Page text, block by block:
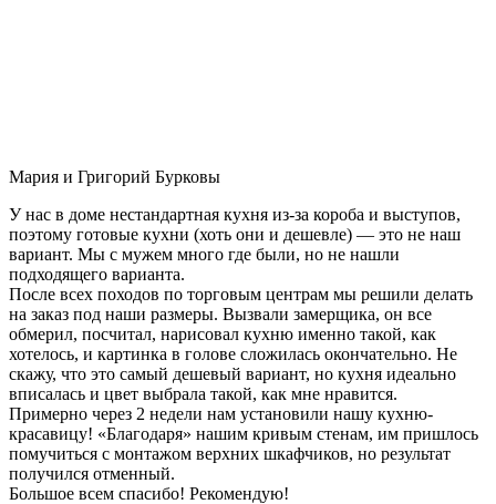
Мария и Григорий Бурковы
У нас в доме нестандартная кухня из-за короба и выступов,
поэтому готовые кухни (хоть они и дешевле) — это не наш
вариант. Мы с мужем много где были, но не нашли
подходящего варианта.
После всех походов по торговым центрам мы решили делать
на заказ под наши размеры. Вызвали замерщика, он все
обмерил, посчитал, нарисовал кухню именно такой, как
хотелось, и картинка в голове сложилась окончательно. Не
скажу, что это самый дешевый вариант, но кухня идеально
вписалась и цвет выбрала такой, как мне нравится.
Примерно через 2 недели нам установили нашу кухню-
красавицу! «Благодаря» нашим кривым стенам, им пришлось
помучиться с монтажом верхних шкафчиков, но результат
получился отменный.
Большое всем спасибо! Рекомендую!